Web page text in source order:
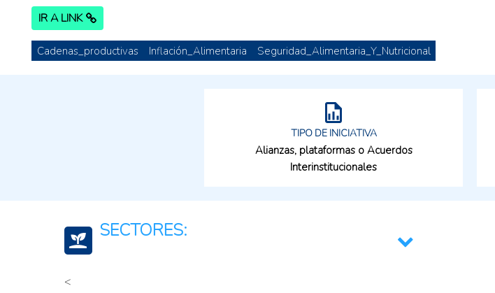
IR A LINK
Cadenas_productivas Inflación_Alimentaria Seguridad_Alimentaria_Y_Nutricional
TIPO DE INICIATIVA
Alianzas, plataformas o Acuerdos
Interinstitucionales
SECTORES:
<